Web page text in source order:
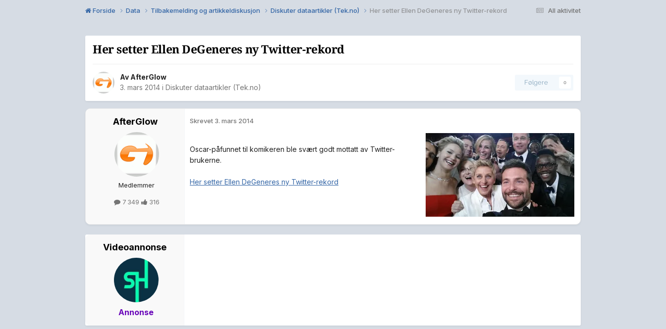
All aktivitet
Forside Data Tilbakemelding og artikkeldiskusjon Diskuter dataartikler (Tek.no) Her setter Ellen DeGeneres ny Twitter-rekord
Her setter Ellen DeGeneres ny Twitter-rekord
Av AfterGlow
3. mars 2014 i Diskuter dataartikler (Tek.no)
Følgere 0
AfterGlow
Medlemmer
7 349 316
Skrevet 3. mars 2014
Oscar-påfunnet til komikeren ble svært godt mottatt av Twitter-
brukerne.
Her setter Ellen DeGeneres ny Twitter-rekord
Videoannonse
Annonse